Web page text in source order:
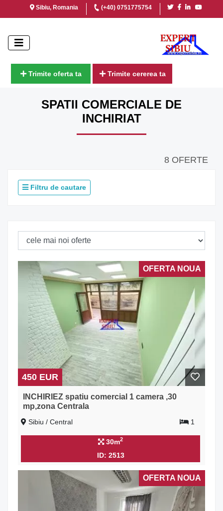
Sibiu, Romania (+40) 0751775754
Trimite oferta ta Trimite cererea ta
SPATII COMERCIALE DE
INCHIRIAT
8 OFERTE
Filtru de cautare
OFERTA NOUA
450 EUR
INCHIRIEZ spatiu comercial 1 camera ,30
mp,zona Centrala
Sibiu / Central 1
30m2
ID: 2513
OFERTA NOUA